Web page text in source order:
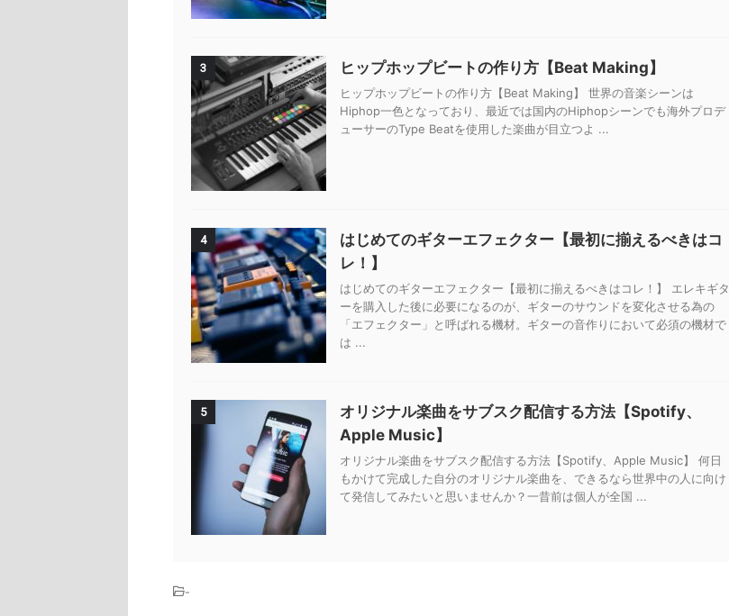
3 ヒップホップビートの作り方【Beat Making】
ヒップホップビートの作り方【Beat Making】 世界の音楽シーンは
Hiphop一色となっており、最近では国内のHiphopシーンでも海外プロデ
ューサーのType Beatを使用した楽曲が目立つよ ...
4
はじめてのギターエフェクター【最初に揃えるべきはコ
レ！】
はじめてのギターエフェクター【最初に揃えるべきはコレ！】 エレキギタ
ーを購入した後に必要になるのが、ギターのサウンドを変化させる為の
「エフェクター」と呼ばれる機材。ギターの音作りにおいて必須の機材で
は ...
5
オリジナル楽曲をサブスク配信する方法【Spotify、
Apple Music】
オリジナル楽曲をサブスク配信する方法【Spotify、Apple Music】 何日
もかけて完成した自分のオリジナル楽曲を、できるなら世界中の人に向け
て発信してみたいと思いませんか？一昔前は個人が全国 ...
-